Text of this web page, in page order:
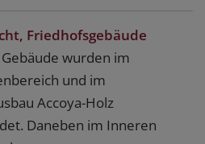
Friedhofsgebäude
wurden im
und im
Accoya-Holz
Daneben im Inneren